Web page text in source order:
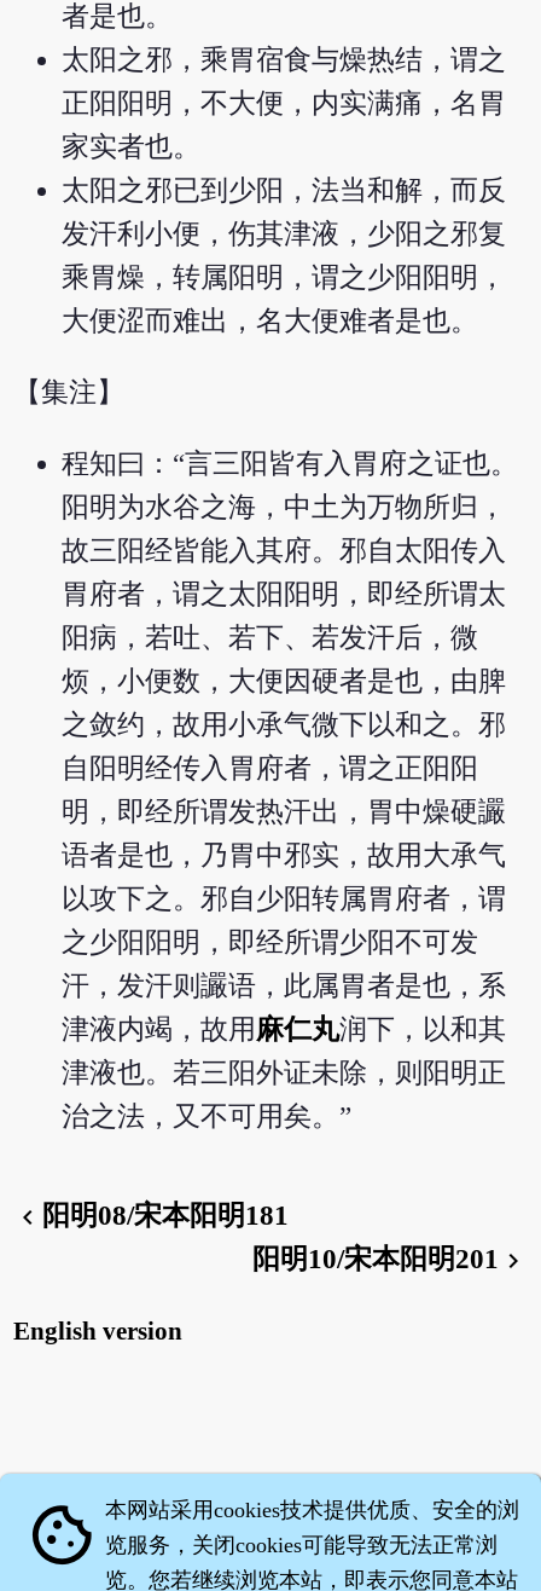
者是也。
太阳之邪，乘胃宿食与燥热结，谓之
正阳阳明，不大便，内实满痛，名胃
家实者也。
太阳之邪已到少阳，法当和解，而反
发汗利小便，伤其津液，少阳之邪复
乘胃燥，转属阳明，谓之少阳阳明，
大便涩而难出，名大便难者是也。
【集注】
程知曰：“言三阳皆有入胃府之证也。
阳明为水谷之海，中土为万物所归，
故三阳经皆能入其府。邪自太阳传入
胃府者，谓之太阳阳明，即经所谓太
阳病，若吐、若下、若发汗后，微
烦，小便数，大便因硬者是也，由脾
之敛约，故用小承气微下以和之。邪
自阳明经传入胃府者，谓之正阳阳
明，即经所谓发热汗出，胃中燥硬讝
语者是也，乃胃中邪实，故用大承气
以攻下之。邪自少阳转属胃府者，谓
之少阳阳明，即经所谓少阳不可发
汗，发汗则讝语，此属胃者是也，系
津液内竭，故用 麻仁丸润下，以和其
津液也。若三阳外证未除，则阳明正
治之法，又不可用矣。”
chevron_left 阳明08/宋本阳明181
阳明10/宋本阳明201 chevron_right
English version
cookie 本网站采用cookies技术提供优质、安全的浏
览服务，关闭cookies可能导致无法正常浏
览。您若继续浏览本站，即表示您同意本站